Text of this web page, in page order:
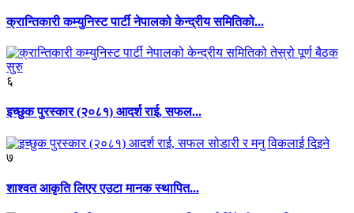
क्रान्तिकारी कम्युनिस्ट पार्टी नेपालको केन्द्रीय समितिको...
६
इच्छुक पुरस्कार (२०८१) आदर्श राई, सफल...
७
शाश्वत आकृति लिएर एउटा मानक स्थापित...